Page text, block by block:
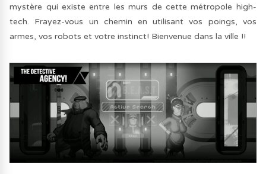
mystère qui existe entre les murs de cette métropole high-
tech. Frayez-vous un chemin en utilisant vos poings, vos
armes, vos robots et votre instinct! Bienvenue dans la ville !!